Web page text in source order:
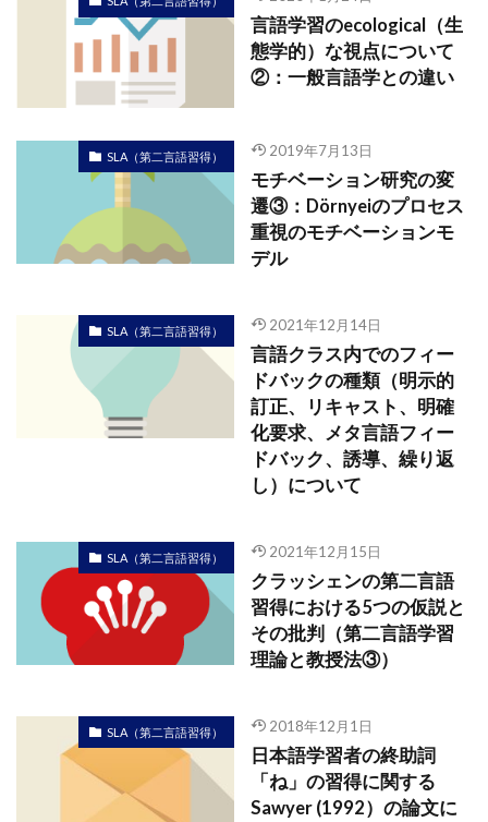
言語学習のecological（生
態学的）な視点について
②：一般言語学との違い
SLA（第二言語習得） 2019年7月13日
モチベーション研究の変
遷③：Dörnyeiのプロセス
重視のモチベーションモ
デル
SLA（第二言語習得） 2021年12月14日
言語クラス内でのフィー
ドバックの種類（明示的
訂正、リキャスト、明確
化要求、メタ言語フィー
ドバック、誘導、繰り返
し）について
SLA（第二言語習得） 2021年12月15日
クラッシェンの第二言語
習得における5つの仮説と
その批判（第二言語学習
理論と教授法③）
SLA（第二言語習得） 2018年12月1日
日本語学習者の終助詞
「ね」の習得に関する
Sawyer (1992）の論文に